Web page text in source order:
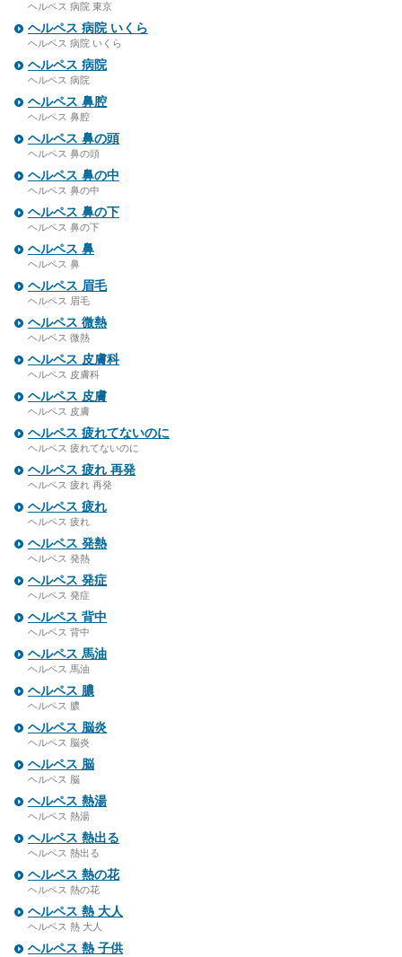
ヘルペス 病院 東京
ヘルペス 病院 いくら
ヘルペス 病院 いくら
ヘルペス 病院
ヘルペス 病院
ヘルペス 鼻腔
ヘルペス 鼻腔
ヘルペス 鼻の頭
ヘルペス 鼻の頭
ヘルペス 鼻の中
ヘルペス 鼻の中
ヘルペス 鼻の下
ヘルペス 鼻の下
ヘルペス 鼻
ヘルペス 鼻
ヘルペス 眉毛
ヘルペス 眉毛
ヘルペス 微熱
ヘルペス 微熱
ヘルペス 皮膚科
ヘルペス 皮膚科
ヘルペス 皮膚
ヘルペス 皮膚
ヘルペス 疲れてないのに
ヘルペス 疲れてないのに
ヘルペス 疲れ 再発
ヘルペス 疲れ 再発
ヘルペス 疲れ
ヘルペス 疲れ
ヘルペス 発熱
ヘルペス 発熱
ヘルペス 発症
ヘルペス 発症
ヘルペス 背中
ヘルペス 背中
ヘルペス 馬油
ヘルペス 馬油
ヘルペス 膿
ヘルペス 膿
ヘルペス 脳炎
ヘルペス 脳炎
ヘルペス 脳
ヘルペス 脳
ヘルペス 熱湯
ヘルペス 熱湯
ヘルペス 熱出る
ヘルペス 熱出る
ヘルペス 熱の花
ヘルペス 熱の花
ヘルペス 熱 大人
ヘルペス 熱 大人
ヘルペス 熱 子供